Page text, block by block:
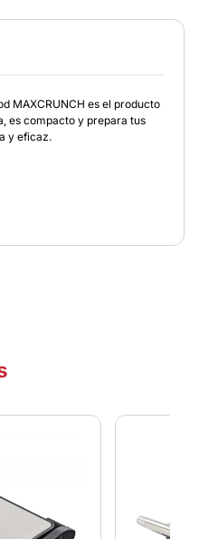
MAXCRUNCH es el producto
es compacto y prepara tus
y eficaz.